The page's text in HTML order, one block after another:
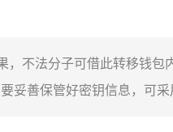
不法分子可借此转移钱包
妥善保管好密钥信息，可